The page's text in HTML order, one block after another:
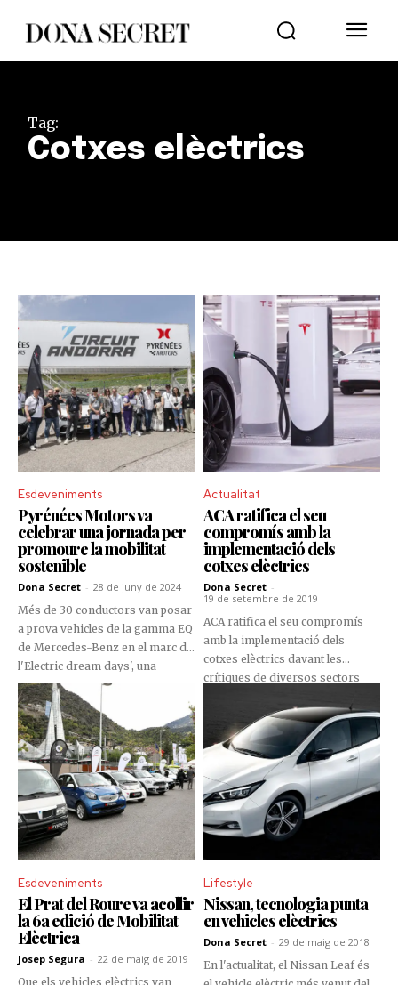
Tag:
Cotxes elèctrics
Esdeveniments
Pyrénées Motors va
celebrar una jornada per
promoure la mobilitat
sostenible
Dona Secret - 28 de juny de 2024
Més de 30 conductors van posar
a prova vehicles de la gamma EQ
de Mercedes-Benz en el marc de
l'Electric dream days', una
iniciativa per donar a conèixer el
potencial dels vehicles elèctrics.
Actualitat
ACA ratifica el seu
compromís amb la
implementació dels
cotxes elèctrics
Dona Secret -
19 de setembre de 2019
ACA ratifica el seu compromís
amb la implementació dels
cotxes elèctrics davant les
crítiques de diversos sectors
Esdeveniments
El Prat del Roure va acollir
la 6a edició de Mobilitat
Elèctrica
Josep Segura - 22 de maig de 2019
Que els vehicles elèctrics van
Lifestyle
Nissan, tecnologia punta
en vehicles elèctrics
Dona Secret - 29 de maig de 2018
En l'actualitat, el Nissan Leaf és